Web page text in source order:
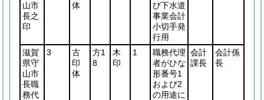
山市
長之
印
体
び下水道
事業会計
小切手発
行用
滋賀
県守
山市
長職
務代
3
古
印
体
方1
8
木
印
1
職務代理
者がひな
形番号1
および2
の用途に
会計
課長
会計係
長